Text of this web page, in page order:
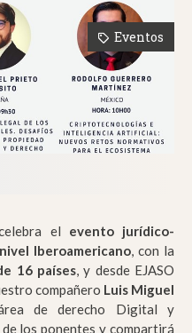
Eventos
el evento jurídico-
Iberoamericano, con la
16 países, y desde EJASO
compañero Luis Miguel
de derecho Digital y
los ponentes y compartirá